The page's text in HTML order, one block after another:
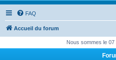
FAQ
Accueil du forum
Nous sommes le 07